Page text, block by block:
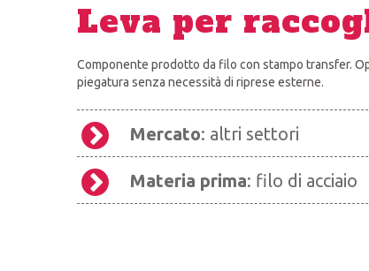
Leva per
Componente prodotto da filo con stampo transfer.
piegatura senza necessità di riprese esterne.
Mercato: altri settori
Materia prima: filo di acciaio